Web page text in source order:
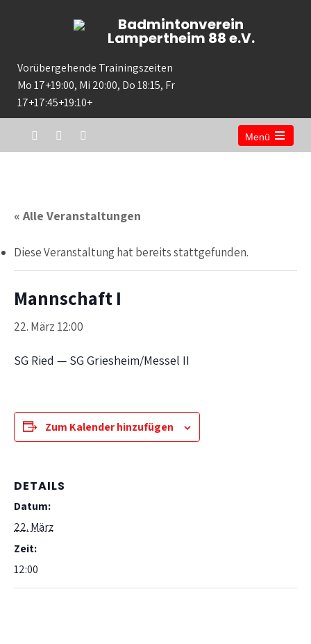
Badmintonverein
Lampertheim 88 e.V.
Vorübergehende Trainingszeiten
Mo 17+19:00, Mi 20:00, Do 18:15, Fr
17+17:45+19:10+
Menü
« Alle Veranstaltungen
Diese Veranstaltung hat bereits stattgefunden.
Mannschaft I
22. März 12:00
SG Ried — SG Griesheim/Messel II
Zum Kalender hinzufügen
DETAILS
Datum:
22. März
Zeit:
12:00